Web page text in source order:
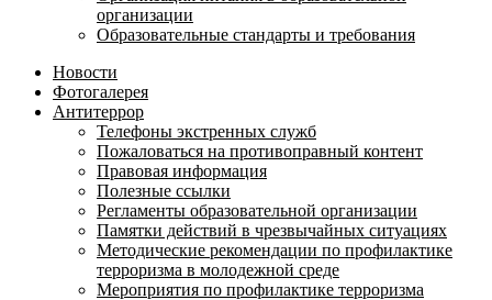
организации
Образовательные стандарты и требования
Новости
Фотогалерея
Антитеррор
Телефоны экстренных служб
Пожаловаться на противоправный контент
Правовая информация
Полезные ссылки
Регламенты образовательной организации
Памятки действий в чрезвычайных ситуациях
Методические рекомендации по профилактике
терроризма в молодежной среде
Мероприятия по профилактике терроризма